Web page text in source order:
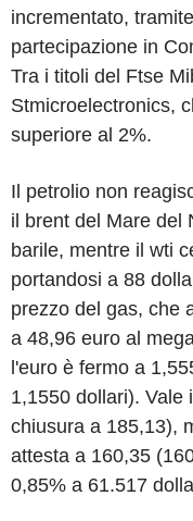
incrementato,
partecipazione in
Tra i titoli del Ftse
Stmicroelectronics,
superiore al 2%.
Il petrolio non
il brent del Mare del
barile, mentre il wti
portandosi a 88
prezzo del gas, che
a 48,96 euro al
l'euro è fermo a
1,1550 dollari). Vale
chiusura a 185,13),
attesta a 160,35
0,85% a 61.517